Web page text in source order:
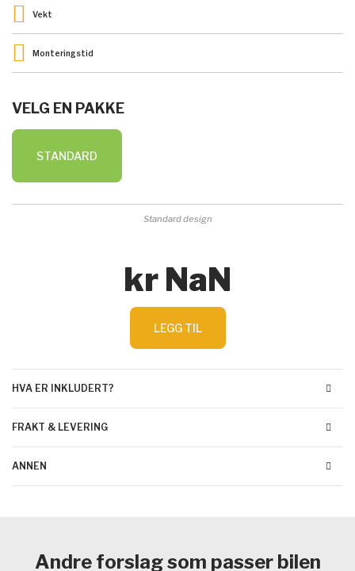
Vekt
Monteringstid
VELG EN PAKKE
STANDARD
Standard design
kr NaN
LEGG TIL
HVA ER INKLUDERT?
FRAKT & LEVERING
ANNEN
Andre forslag som passer bilen